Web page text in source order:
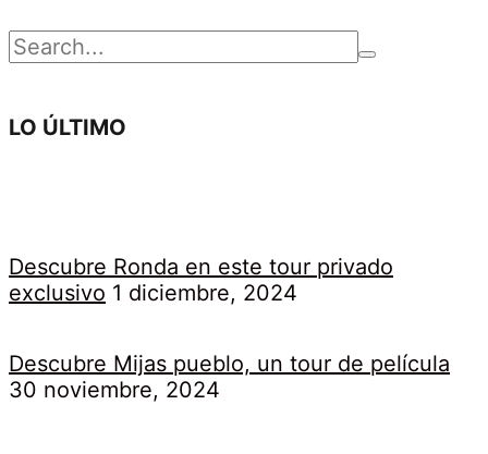
Buscar
por:
LO ÚLTIMO
Descubre Ronda en este tour privado
exclusivo 1 diciembre, 2024
Descubre Mijas pueblo, un tour de película
30 noviembre, 2024